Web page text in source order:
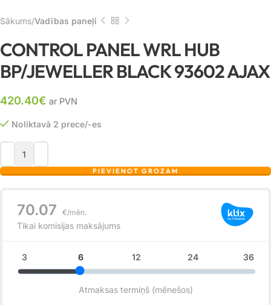
Sākums Vadības paneļi
CONTROL PANEL WRL HUB
BP/JEWELLER BLACK 93602 AJAX
420.40€ ar PVN
Noliktavā 2 prece/-es
PIEVIENOT GROZAM